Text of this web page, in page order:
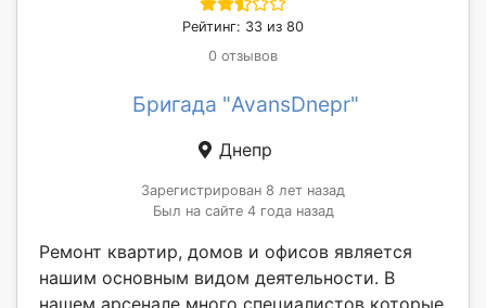
Рейтинг: 33 из 80
0 отзывов
Бригада "AvansDnepr"
Днепр
Зарегистрирован 8 лет назад
Был на сайте 4 года назад
Ремонт квартир, домов и офисов является
нашим основным видом деятельности. В
нашем арсенале много специалистов которые